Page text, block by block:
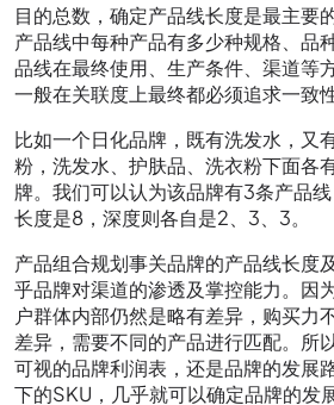
目的总数，确定产品线长度是最主要
产品线中每种产品有多少种规格、品
品线在最终使用、生产条件、渠道等
一般在关联度上最终都必须追求一致性
比如一个日化品牌，既有洗发水，又
粉，洗发水、护肤品、洗衣粉下面各
牌。我们可以认为该品牌有3条产品
长度是8，深度则各自是2、3、3。
产品组合规划事关品牌的产品线长度
乎品牌对渠道的渗透及掌控能力。因
户群体内部仍然是略有差异，购买力
差异，需要不同的产品进行匹配。所
可视的品牌利润表，还是品牌的发展
下的SKU，几乎就可以确定品牌的发